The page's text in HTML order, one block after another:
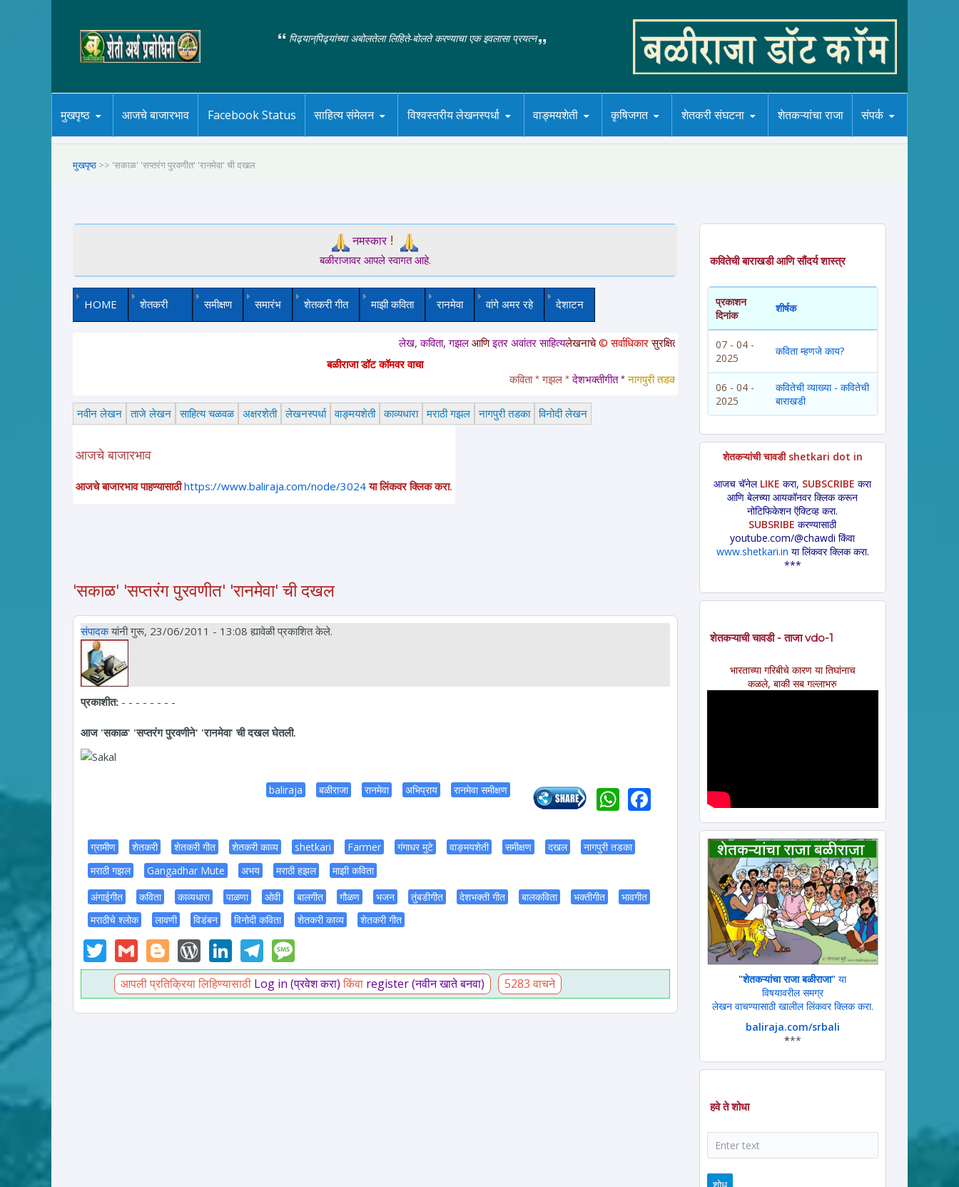
पिढ्यान्‌पिढ्यांच्या अबोलतेला लिहिते-बोलते करण्याचा एक इवलासा प्रयत्न
मुखपृष्ठ आजचे बाजारभाव Facebook Status साहित्य संमेलन विश्वस्तरीय लेखनस्पर्धा वाङ्मयशेती कृषिजगत शेतकरी संघटना शेतकऱ्यांचा राजा संपर्क
मुखपृष्ठ >> 'सकाळ' 'सप्तरंग पुरवणीत' 'रानमेवा' ची दखल
नमस्कार!
बळीराजावर आपले स्वागत आहे.
HOME शेतकरी समीक्षण समारंभ शेतकरी गीत माझी कविता रानमेवा वांगे अमर रहे देशाटन
लेख, कविता, गझलआणि इतर अवांतर साहित्यलेखनाचे© सर्वाधिकारसुरक्षित आहेत. या साईटवरचे साहित्य इतरांना पाठवायचे असल्यास कृपया साईटचा पत्ता इतरांना
बळीराजा डॉट कॉमवर वाचा
कविता * गझल * देशभक्तीगीत * नागपुरी तडका * लावणी * अंगाईगीत * शेतकरीगीत * ललीत लेख * कथा *
नवीन लेखन ताजे लेखन साहित्य चळवळ अक्षरशेती लेखनस्पर्धा वाङ्मयशेती काव्यधारा मराठी गझल नागपुरी तडका विनोदी लेखन
आजचे बाजारभाव
आजचे बाजारभाव पाहण्यासाठी https://www.baliraja.com/node/3024 या लिंकवर क्लिक करा.
'सकाळ' 'सप्तरंग पुरवणीत' 'रानमेवा' ची दखल
संपादकयांनी गुरू, 23/06/2011 - 13:08 ह्यावेळी प्रकाशित केले.
प्रकाशीत: - - - - - - - -
आज 'सकाळ' 'सप्तरंग पुरवणीने' 'रानमेवा' ची दखल घेतली.
baliraja बळीराजा रानमेवा अभिप्राय रानमेवा समीक्षण
ग्रामीण शेतकरी शेतकरी गीत शेतकरी काव्य shetkari Farmer गंगाधर मुटे वाङ्मयशेती समीक्षण दखल
नागपुरी तडका
मराठी गझल
Gangadhar Mute अभय मराठी हझल
माझी कविता
अंगाईगीत
कविता काव्यधारा पाळणा ओवी बालगीत गौळण भजन तुंबडीगीत देशभक्ती गीत बालकविता भक्तीगीत
भावगीत
मराठीचे श्लोक
लावणी विडंबन विनोदी कविता शेतकरी काव्य शेतकरी गीत
WhatsApp
Facebook
Twitter
GmailBlogger
WordPress
LinkedIn
Telegram
आपली प्रतिक्रिया लिहिण्यासाठी Log in (प्रवेश करा)किंवा register (नवीन खाते बनवा) 5283 वाचने
कवितेची बाराखडी आणि सौंदर्य शास्त्र
प्रकाशन
दिनांक
शीर्षक
07 - 04 -
2025
कविता म्हणजे काय?
06 - 04 -
2025
कवितेची व्याख्या - कवितेची
बाराखडी
शेतकऱ्यांची चावडी shetkari dot in
आजच चॅनेल LIKE करा, SUBSCRIBE करा
आणि बेलच्या आयकॉनवर क्लिक करून
नोटिफिकेशन ऍक्टिव्ह करा.
SUBSRIBE करण्यासाठी
youtube.com/@chawdi किंवा
www.shetkari.in या लिंकवर क्लिक करा.
***
शेतकऱ्याची चावडी - ताजा vdo-1
भारताच्या गरिबीचे कारण या तिघांनाच
कळले, बाकी सब गल्लाभरु
"शेतकऱ्यांचा राजा बळीराजा" या
विषयावरील समग्र
लेखन वाचण्यासाठी खालील लिंकवर क्लिक करा.
baliraja.com/srbali
***
हवे ते शोधा
शोध